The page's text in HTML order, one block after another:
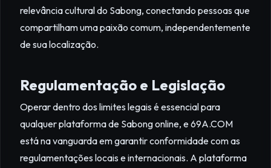
relevância cultural do Sabong, conectando pessoas que
compartilham uma paixão comum, independentemente
de sua localização.
Regulamentação e Legislação
Operar dentro dos limites legais é essencial para
qualquer plataforma de Sabong online, e 69A.COM
está na vanguarda em garantir conformidade com as
regulamentações locais e internacionais. A plataforma